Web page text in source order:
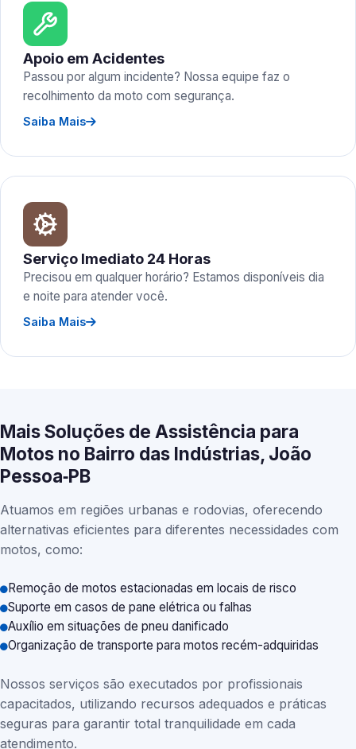
Apoio em Acidentes
Passou por algum incidente? Nossa equipe faz o
recolhimento da moto com segurança.
Saiba Mais
Serviço Imediato 24 Horas
Precisou em qualquer horário? Estamos disponíveis dia
e noite para atender você.
Saiba Mais
Mais Soluções de Assistência para
Motos no Bairro das Indústrias, João
Pessoa‑PB
Atuamos em regiões urbanas e rodovias, oferecendo
alternativas eficientes para diferentes necessidades com
motos, como:
Remoção de motos estacionadas em locais de risco
Suporte em casos de pane elétrica ou falhas
Auxílio em situações de pneu danificado
Organização de transporte para motos recém-adquiridas
Nossos serviços são executados por profissionais
capacitados, utilizando recursos adequados e práticas
seguras para garantir total tranquilidade em cada
atendimento.